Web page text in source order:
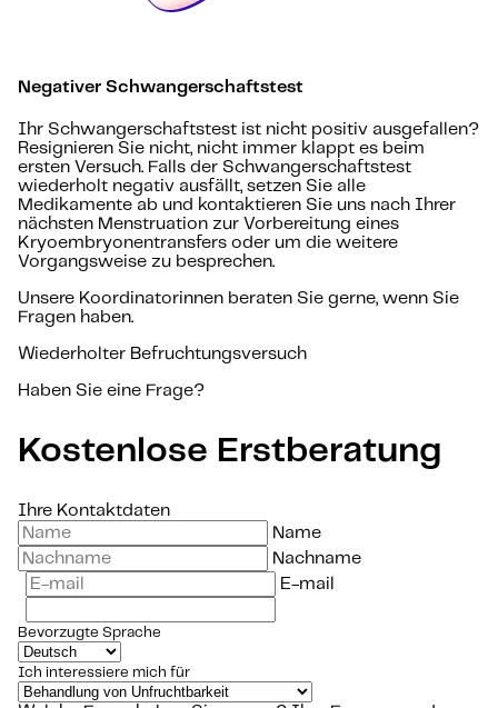
Negativer Schwangerschaftstest
Ihr Schwangerschaftstest ist nicht positiv ausgefallen?
Resignieren Sie nicht, nicht immer klappt es beim
ersten Versuch. Falls der Schwangerschaftstest
wiederholt negativ ausfällt, setzen Sie alle
Medikamente ab und kontaktieren Sie uns nach Ihrer
nächsten Menstruation zur Vorbereitung eines
Kryoembryonentransfers oder um die weitere
Vorgangsweise zu besprechen.
Unsere Koordinatorinnen beraten Sie gerne, wenn Sie
Fragen haben.
Wiederholter Befruchtungsversuch
Haben Sie eine Frage?
Kostenlose Erstberatung
Ihre Kontaktdaten
Name
Nachname
E-mail
Bevorzugte Sprache
Ich interessiere mich für